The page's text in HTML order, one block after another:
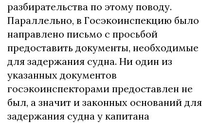
разбирательства по этому поводу.
Параллельно, в Госэкоинспекцию было
направлено письмо с просьбой
предоставить документы, необходимые
для задержания судна. Ни один из
указанных документов
госэкоинспекторами предоставлен не
был, а значит и законных оснований для
задержания судна у капитана